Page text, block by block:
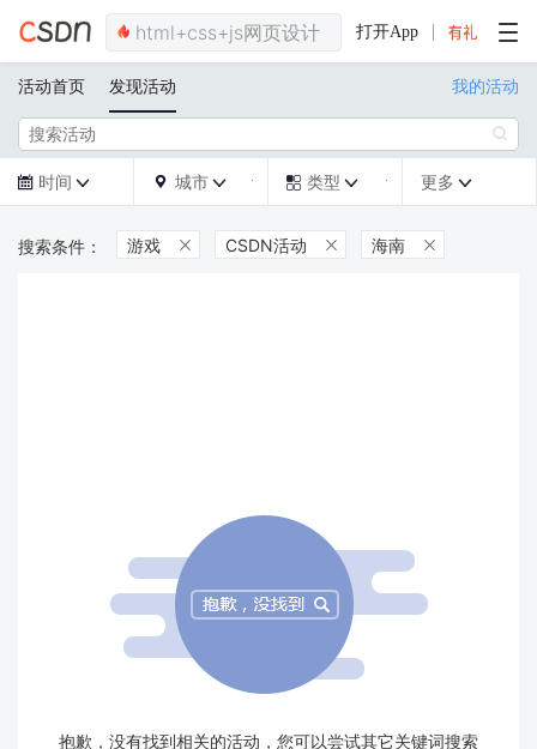
打开App
活动首页 发现活动 我的活动

 时间   城市   类型  更多 
游戏  CSDN活动  海南 
抱歉，没有找到相关的活动，您可以尝试其它关键词搜索